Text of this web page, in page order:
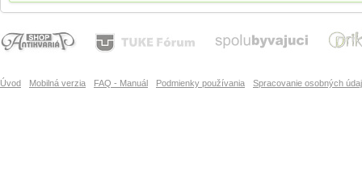
Úvod Mobilná verzia FAQ - Manuál Podmienky používania Spracovanie osobných